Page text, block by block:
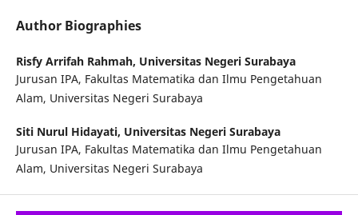
Author Biographies
Risfy Arrifah Rahmah, Universitas Negeri Surabaya
Jurusan IPA, Fakultas Matematika dan Ilmu Pengetahuan
Alam, Universitas Negeri Surabaya
Siti Nurul Hidayati, Universitas Negeri Surabaya
Jurusan IPA, Fakultas Matematika dan Ilmu Pengetahuan
Alam, Universitas Negeri Surabaya